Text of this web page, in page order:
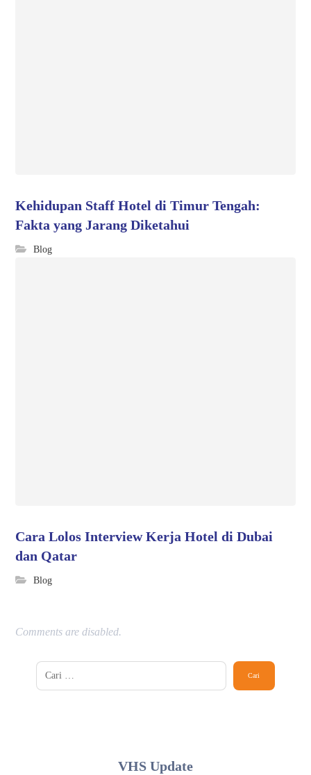
Kehidupan Staff Hotel di Timur Tengah:
Fakta yang Jarang Diketahui
Blog
Cara Lolos Interview Kerja Hotel di Dubai
dan Qatar
Blog
Comments are disabled.
VHS Update